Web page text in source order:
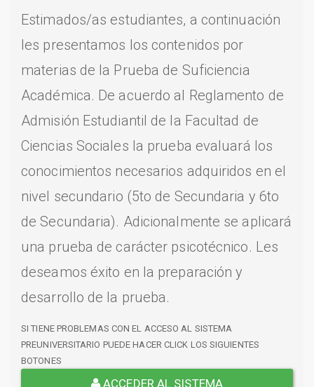
Estimados/as estudiantes, a continuación
les presentamos los contenidos por
materias de la Prueba de Suficiencia
Académica. De acuerdo al Reglamento de
Admisión Estudiantil de la Facultad de
Ciencias Sociales la prueba evaluará los
conocimientos necesarios adquiridos en el
nivel secundario (5to de Secundaria y 6to
de Secundaria). Adicionalmente se aplicará
una prueba de carácter psicotécnico. Les
deseamos éxito en la preparación y
desarrollo de la prueba.
SI TIENE PROBLEMAS CON EL ACCESO AL SISTEMA
PREUNIVERSITARIO PUEDE HACER CLICK LOS SIGUIENTES
BOTONES
ACCEDER AL SISTEMA